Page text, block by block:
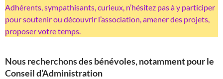
Adhérents, sympathisants, curieux, n’hésitez pas à y participer
pour soutenir ou découvrir l’association, amener des projets,
proposer votre temps.
Nous recherchons des bénévoles, notamment pour le
Conseil d’Administration